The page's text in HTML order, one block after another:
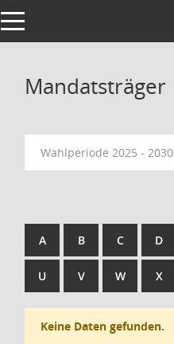
Toggle navigation
Mandatsträger
Wahlperiode 2025 - 2030
A B C D
U V W X
Keine Daten gefunden.